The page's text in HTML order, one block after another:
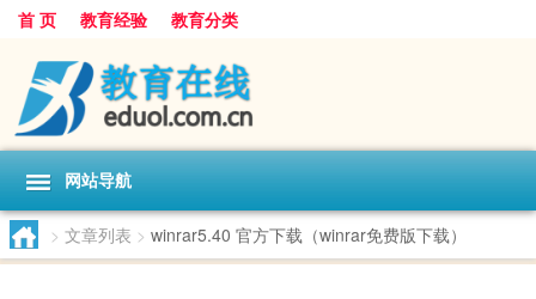
首 页 教育经验 教育分类
网站导航
> 文章列表 > winrar5.40 官方下载（winrar免费版下载）